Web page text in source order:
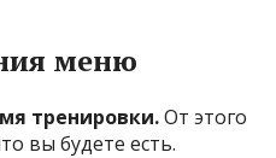
меню
тренировки.От этого
вы будете есть.